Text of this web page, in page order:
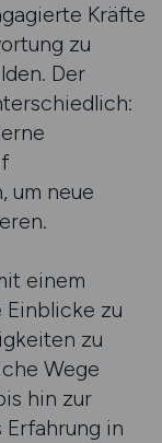
Kräfte
zu
Der
um neue
einem
Einblicke zu
zu
Wege
hin zur
in